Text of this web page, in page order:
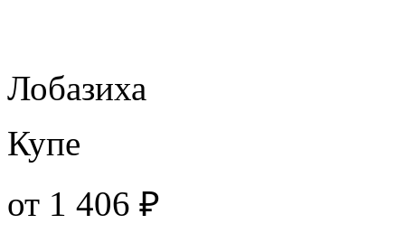
Лобазиха
Купе
от 1 406 ₽